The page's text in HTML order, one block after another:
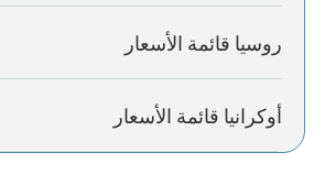
روسيا قائمة الأسعار
أوكرانيا قائمة الأسعار